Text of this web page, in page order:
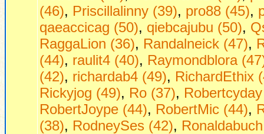
(46), Priscillalinny (39), pro88 (45),
qaeaccicag (50), qiebcajubu (50),
RaggaLion (36), Randalneick (47),
(44), raulit4 (40), Raymondblora
(42), richardab4 (49), RichardEthix
Rickyjog (49), Ro (37),
RobertJoype (44), RobertMic (44),
(38), RodneySes (42),